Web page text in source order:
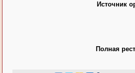
Источник
Полная